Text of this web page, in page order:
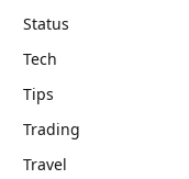
Status
Tech
Tips
Trading
Travel